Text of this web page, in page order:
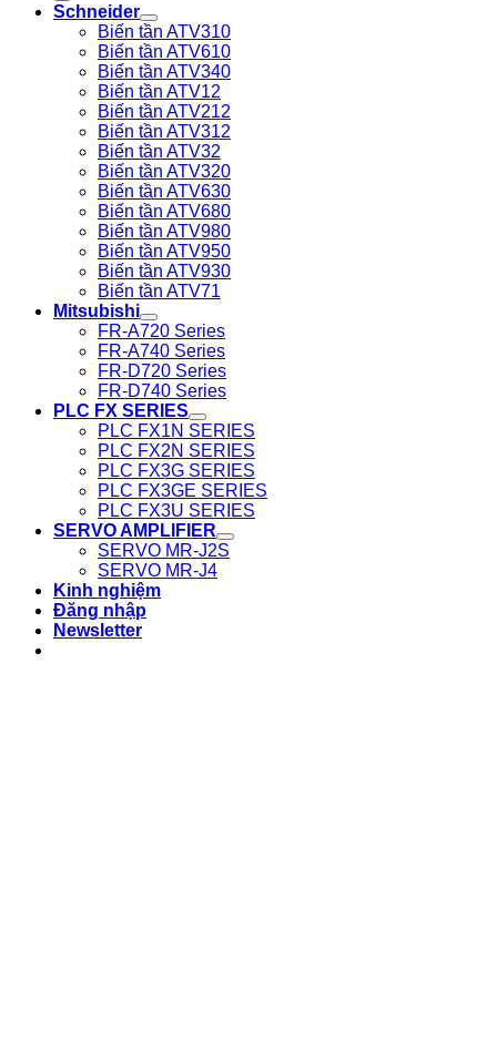
Schneider
Biến tần ATV310
Biến tần ATV610
Biến tần ATV340
Biến tần ATV12
Biến tần ATV212
Biến tần ATV312
Biến tần ATV32
Biến tần ATV320
Biến tần ATV630
Biến tần ATV680
Biến tần ATV980
Biến tần ATV950
Biến tần ATV930
Biến tần ATV71
Mitsubishi
FR-A720 Series
FR-A740 Series
FR-D720 Series
FR-D740 Series
PLC FX SERIES
PLC FX1N SERIES
PLC FX2N SERIES
PLC FX3G SERIES
PLC FX3GE SERIES
PLC FX3U SERIES
SERVO AMPLIFIER
SERVO MR-J2S
SERVO MR-J4
Kinh nghiệm
Đăng nhập
Newsletter